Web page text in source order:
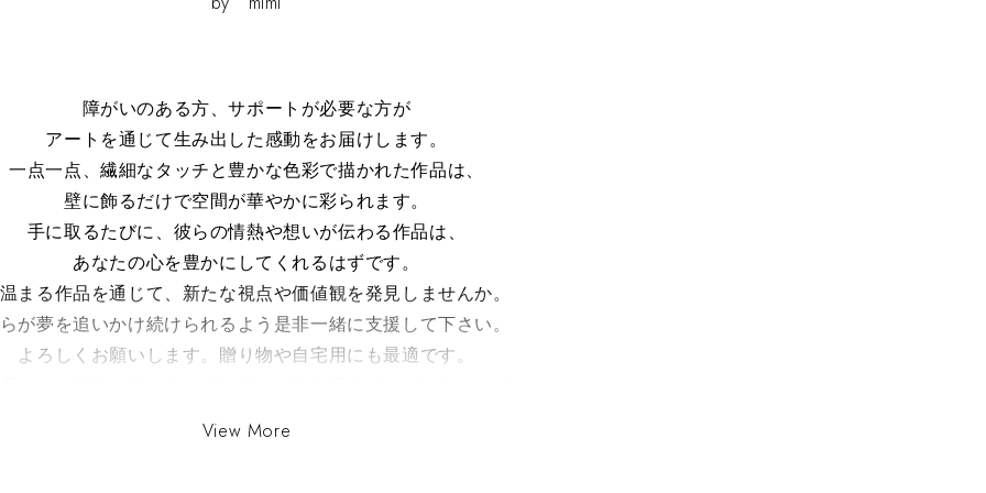
障がいのある方、サポートが必要な方が
アートを通じて生み出した感動をお届けします。
一点一点、繊細なタッチと豊かな色彩で描かれた作品は、
壁に飾るだけで空間が華やかに彩られます。
手に取るたびに、彼らの情熱や想いが伝わる作品は、
あなたの心を豊かにしてくれるはずです。
まる作品を通じて、新たな視点や価値観を発見しませんか。
が夢を追いかけ続けられるよう是非一緒に支援して下さい。
よろしくお願いします。贈り物や自宅用にも最適です。
View More